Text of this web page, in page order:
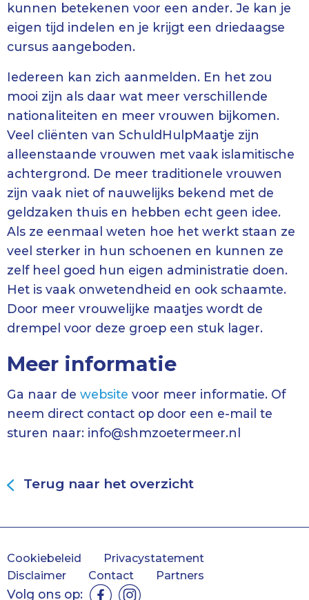
kunnen betekenen voor een ander. Je kan je
eigen tijd indelen en je krijgt een driedaagse
cursus aangeboden.
Iedereen kan zich aanmelden. En het zou
mooi zijn als daar wat meer verschillende
nationaliteiten en meer vrouwen bijkomen.
Veel cliënten van SchuldHulpMaatje zijn
alleenstaande vrouwen met vaak islamitische
achtergrond. De meer traditionele vrouwen
zijn vaak niet of nauwelijks bekend met de
geldzaken thuis en hebben echt geen idee.
Als ze eenmaal weten hoe het werkt staan ze
veel sterker in hun schoenen en kunnen ze
zelf heel goed hun eigen administratie doen.
Het is vaak onwetendheid en ook schaamte.
Door meer vrouwelijke maatjes wordt de
drempel voor deze groep een stuk lager.
Meer informatie
Ga naar de website voor meer informatie. Of
neem direct contact op door een e-mail te
sturen naar: info@shmzoetermeer.nl
Terug naar het overzicht
Cookiebeleid
Privacystatement
Disclaimer
Contact Partners
Volg ons op: